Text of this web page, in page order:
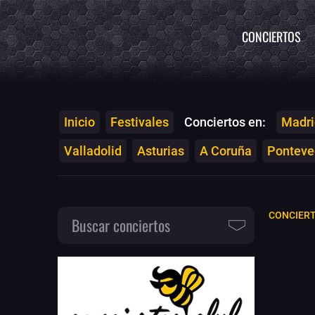
CONCIERTOS
Inicio Festivales Conciertos en:
Valladolid
Asturias A Coruña
Buscar conciertos